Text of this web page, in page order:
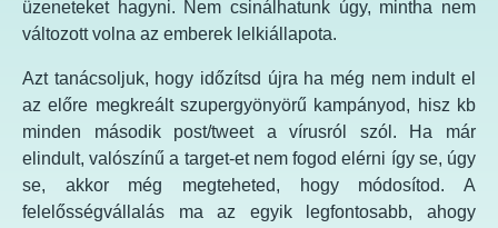
üzeneteket hagyni. Nem csinálhatunk úgy, mintha nem
változott volna az emberek lelkiállapota.
Azt tanácsoljuk, hogy időzítsd újra ha még nem indult el
az előre megkreált szupergyönyörű kampányod, hisz kb
minden második post/tweet a vírusról szól. Ha már
elindult, valószínű a target-et nem fogod elérni így se, úgy
se, akkor még megteheted, hogy módosítod. A
felelősségvállalás ma az egyik legfontosabb, ahogy